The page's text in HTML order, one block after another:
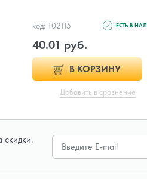
код: 102115 ЕСТЬ В
40.01 руб.
В КОРЗИНУ
Добавить в сравнение
скидки.